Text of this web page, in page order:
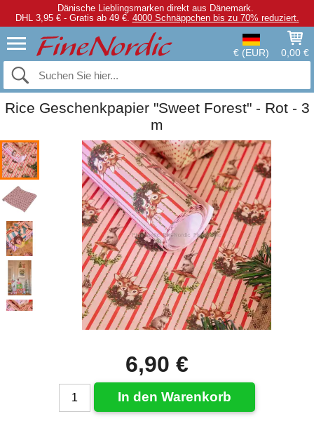
Dänische Lieblingsmarken direkt aus Dänemark.
DHL 3,95 € - Gratis ab 49 €. 4000 Schnäppchen bis zu 70% reduziert.
€ (EUR) 0,00 €
Rice Geschenkpapier "Sweet Forest" - Rot - 3
m
6,90 €
In den Warenkorb